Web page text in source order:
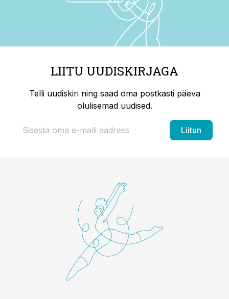
LIITU UUDISKIRJAGA
Telli uudiskiri ning saad oma postkasti päeva
olulisemad uudised.
Liitun